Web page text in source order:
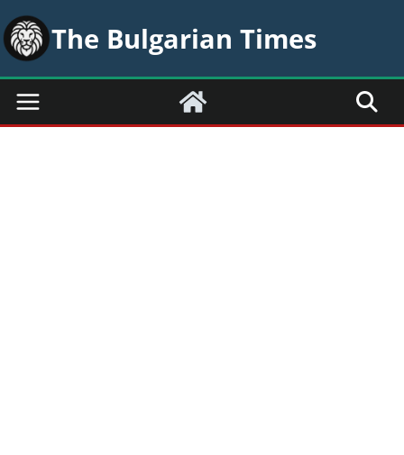
Skip
to
content
The Bulgarian Times